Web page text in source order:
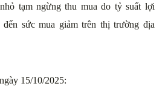
tạm ngừng thu mua do tỷ suất lợi
sức mua giảm trên thị trường địa
15/10/2025: